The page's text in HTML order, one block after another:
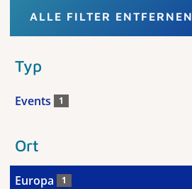
ALLE FILTER ENTFERNEN
Typ
Events 1
Ort
Europa 1